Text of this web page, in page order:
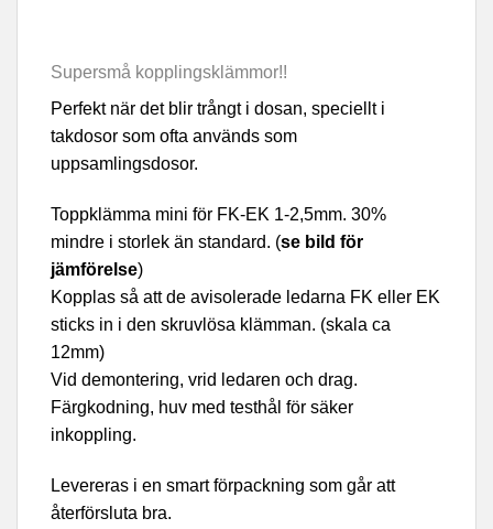
Supersmå kopplingsklämmor!!
Perfekt när det blir trångt i dosan, speciellt i
takdosor som ofta används som
uppsamlingsdosor.
Toppklämma mini för FK-EK 1-2,5mm. 30%
mindre i storlek än standard. (se bild för
jämförelse)
Kopplas så att de avisolerade ledarna FK eller EK
sticks in i den skruvlösa klämman. (skala ca
12mm)
Vid demontering, vrid ledaren och drag.
Färgkodning, huv med testhål för säker
inkoppling.
Levereras i en smart förpackning som går att
återförsluta bra.